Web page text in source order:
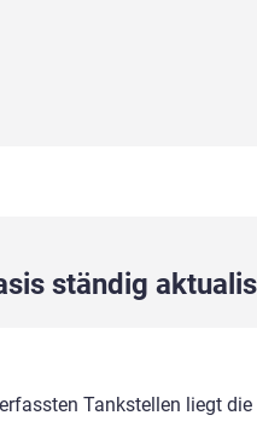
ständig
Tankstellen liegt die